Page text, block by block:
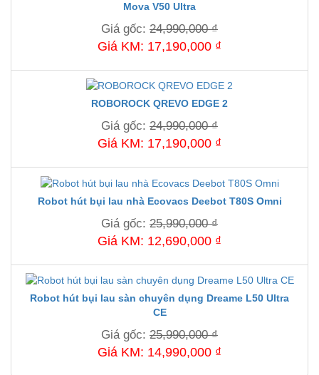
Mova V50 Ultra
Giá gốc: 24,990,000 ₫
Giá KM: 17,190,000 ₫
ROBOROCK QREVO EDGE 2
Giá gốc: 24,990,000 ₫
Giá KM: 17,190,000 ₫
Robot hút bụi lau nhà Ecovacs Deebot T80S Omni
Giá gốc: 25,990,000 ₫
Giá KM: 12,690,000 ₫
Robot hút bụi lau sàn chuyên dụng Dreame L50 Ultra
CE
Giá gốc: 25,990,000 ₫
Giá KM: 14,990,000 ₫